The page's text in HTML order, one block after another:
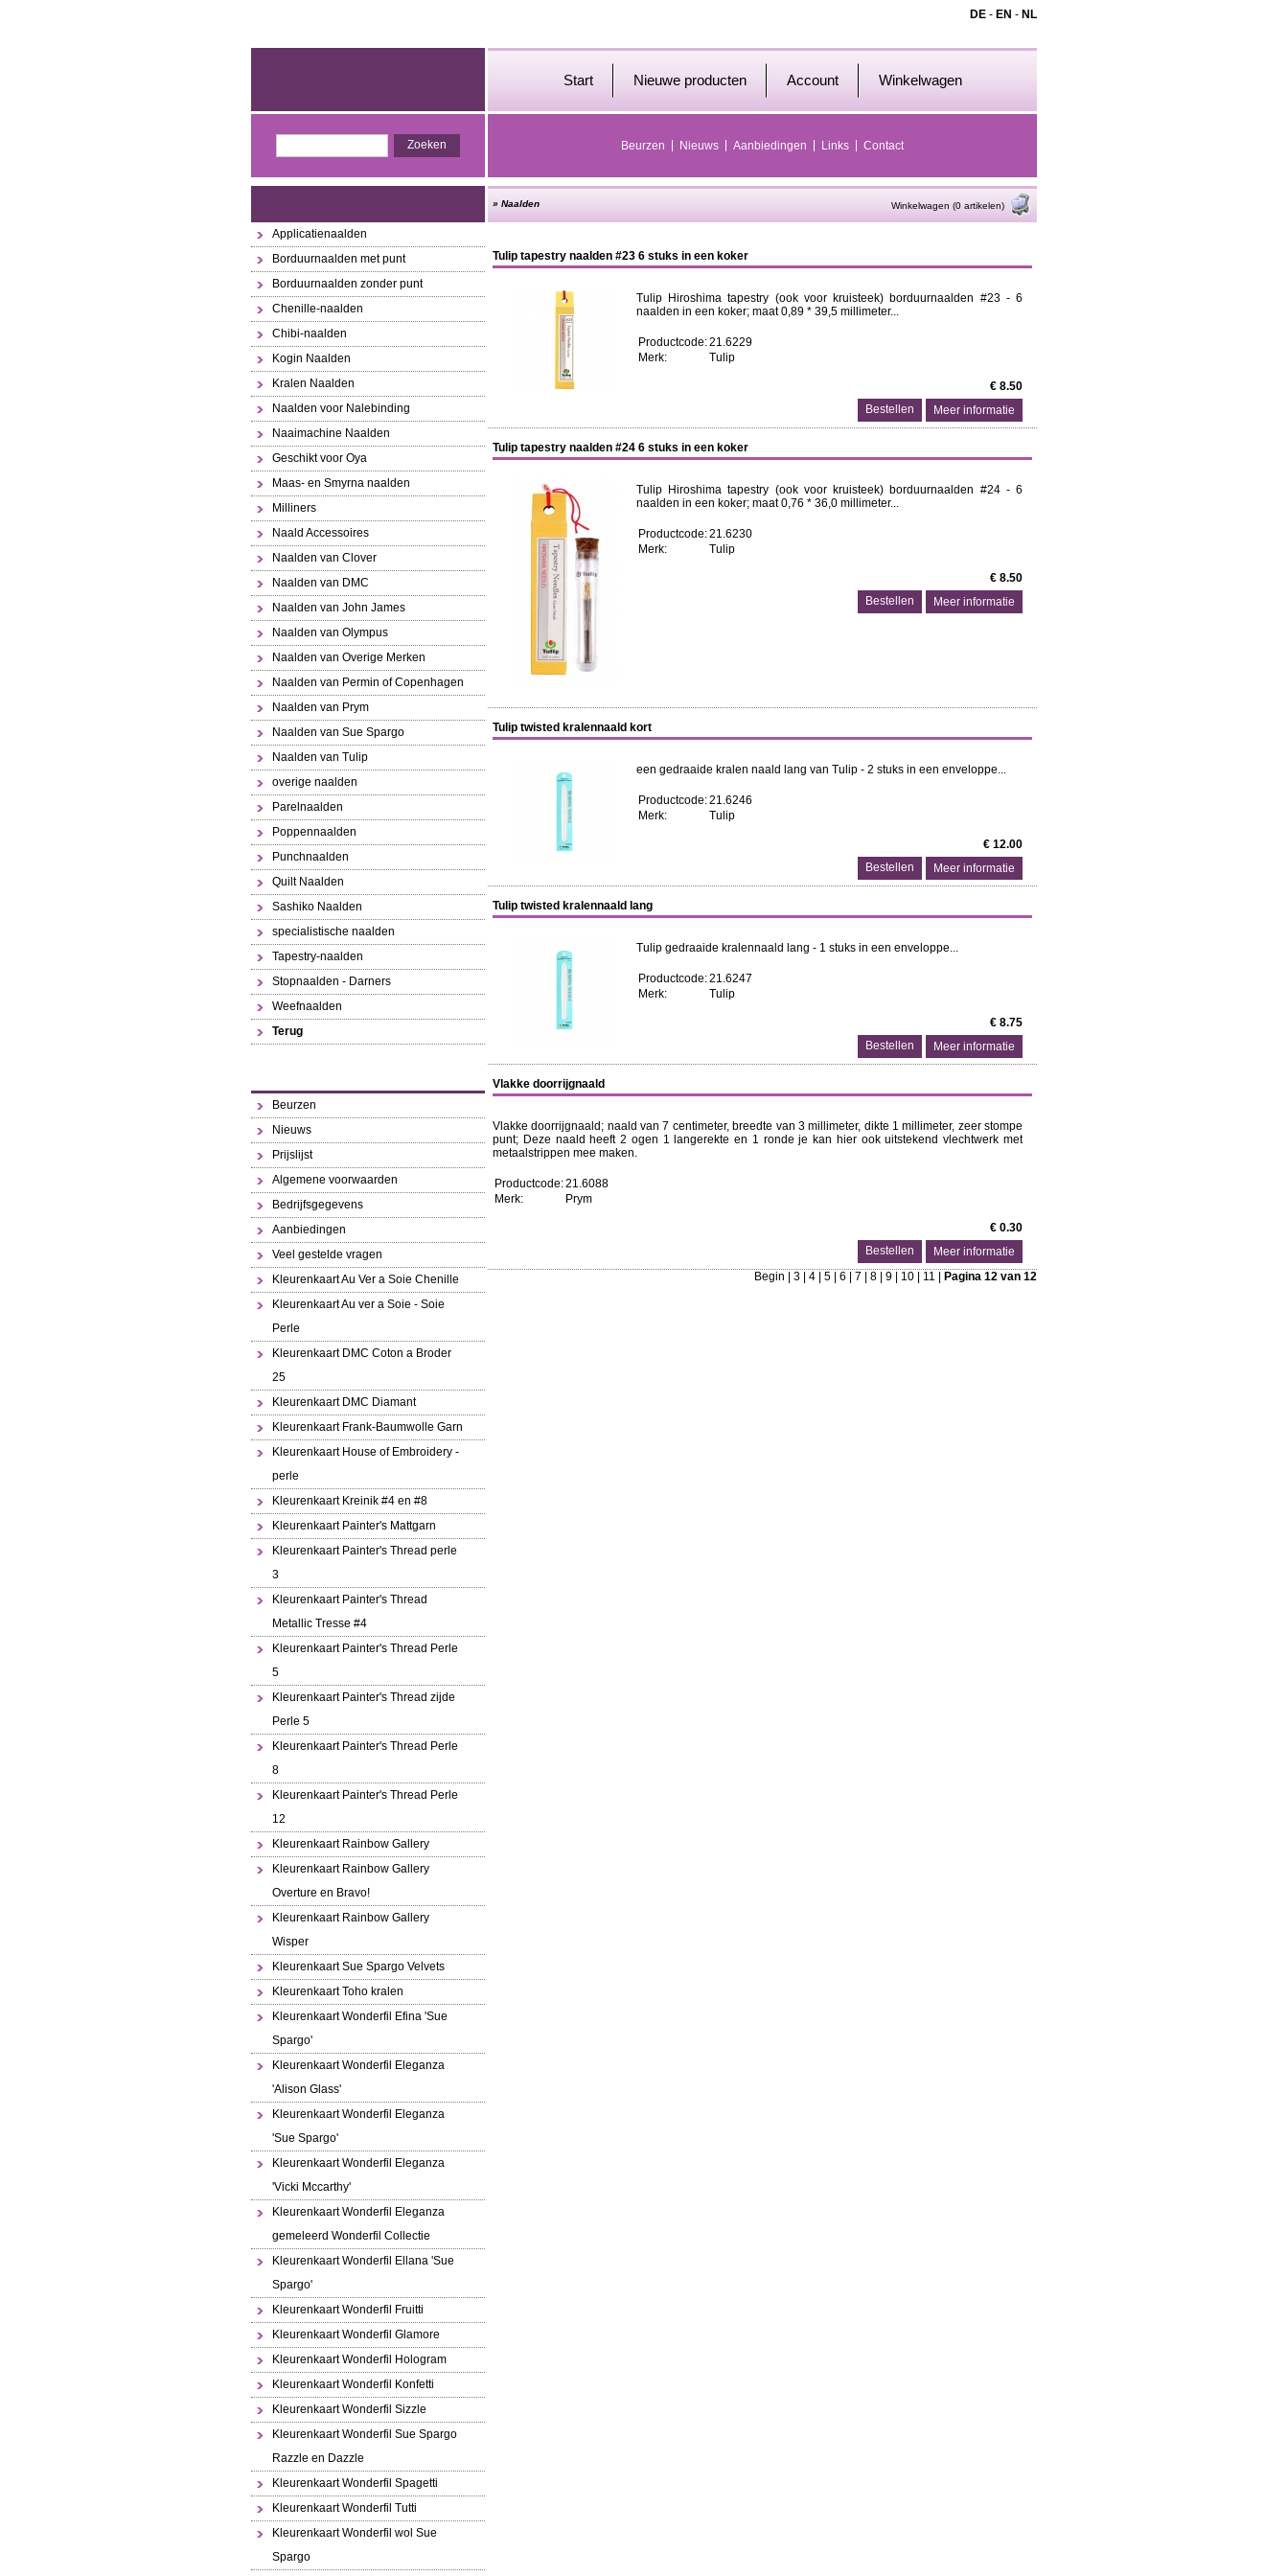
DE - EN - NL
Start Nieuwe producten Account Winkelwagen
Beurzen Nieuws Aanbiedingen Links Contact
Applicatienaalden
Borduurnaalden met punt
Borduurnaalden zonder punt
Chenille-naalden
Chibi-naalden
Kogin Naalden
Kralen Naalden
Naalden voor Nalebinding
Naaimachine Naalden
Geschikt voor Oya
Maas- en Smyrna naalden
Milliners
Naald Accessoires
Naalden van Clover
Naalden van DMC
Naalden van John James
Naalden van Olympus
Naalden van Overige Merken
Naalden van Permin of Copenhagen
Naalden van Prym
Naalden van Sue Spargo
Naalden van Tulip
overige naalden
Parelnaalden
Poppennaalden
Punchnaalden
Quilt Naalden
Sashiko Naalden
specialistische naalden
Tapestry-naalden
Stopnaalden - Darners
Weefnaalden
Terug
Beurzen
Nieuws
Prijslijst
Algemene voorwaarden
Bedrijfsgegevens
Aanbiedingen
Veel gestelde vragen
Kleurenkaart Au Ver a Soie Chenille
Kleurenkaart Au ver a Soie - Soie
Perle
Kleurenkaart DMC Coton a Broder
25
Kleurenkaart DMC Diamant
Kleurenkaart Frank-Baumwolle Garn
Kleurenkaart House of Embroidery -
perle
Kleurenkaart Kreinik #4 en #8
Kleurenkaart Painter's Mattgarn
Kleurenkaart Painter's Thread perle
3
Kleurenkaart Painter's Thread
Metallic Tresse #4
Kleurenkaart Painter's Thread Perle
5
Kleurenkaart Painter's Thread zijde
Perle 5
Kleurenkaart Painter's Thread Perle
8
Kleurenkaart Painter's Thread Perle
12
Kleurenkaart Rainbow Gallery
Kleurenkaart Rainbow Gallery
Overture en Bravo!
Kleurenkaart Rainbow Gallery
Wisper
Kleurenkaart Sue Spargo Velvets
Kleurenkaart Toho kralen
Kleurenkaart Wonderfil Efina 'Sue
Spargo'
Kleurenkaart Wonderfil Eleganza
'Alison Glass'
Kleurenkaart Wonderfil Eleganza
'Sue Spargo'
Kleurenkaart Wonderfil Eleganza
'Vicki Mccarthy'
Kleurenkaart Wonderfil Eleganza
gemeleerd Wonderfil Collectie
Kleurenkaart Wonderfil Ellana 'Sue
Spargo'
Kleurenkaart Wonderfil Fruitti
Kleurenkaart Wonderfil Glamore
Kleurenkaart Wonderfil Hologram
Kleurenkaart Wonderfil Konfetti
Kleurenkaart Wonderfil Sizzle
Kleurenkaart Wonderfil Sue Spargo
Razzle en Dazzle
Kleurenkaart Wonderfil Spagetti
Kleurenkaart Wonderfil Tutti
Kleurenkaart Wonderfil wol Sue
Spargo
» Naalden Winkelwagen (0 artikelen)
Tulip tapestry naalden #23 6 stuks in een koker
Tulip Hiroshima tapestry (ook voor kruisteek) borduurnaalden #23 - 6
naalden in een koker; maat 0,89 * 39,5 millimeter...
Productcode:21.6229
Merk:
Tulip
€ 8.50
Meer informatie
Tulip tapestry naalden #24 6 stuks in een koker
Tulip Hiroshima tapestry (ook voor kruisteek) borduurnaalden #24 - 6
naalden in een koker; maat 0,76 * 36,0 millimeter...
Productcode:21.6230
Merk:
Tulip
€ 8.50
Meer informatie
Tulip twisted kralennaald kort
een gedraaide kralen naald lang van Tulip - 2 stuks in een enveloppe...
Productcode:21.6246
Merk:
Tulip
€ 12.00
Meer informatie
Tulip twisted kralennaald lang
Tulip gedraaide kralennaald lang - 1 stuks in een enveloppe...
Productcode:21.6247
Merk:
Tulip
€ 8.75
Meer informatie
Vlakke doorrijgnaald
Vlakke doorrijgnaald; naald van 7 centimeter, breedte van 3 millimeter, dikte 1 millimeter, zeer stompe
punt; Deze naald heeft 2 ogen 1 langerekte en 1 ronde je kan hier ook uitstekend vlechtwerk met
metaalstrippen mee maken.
Productcode:21.6088
Merk:
Prym
€ 0.30
Meer informatie
Begin
3 4 5 6 7 8 9 10 11 Pagina 12 van 12